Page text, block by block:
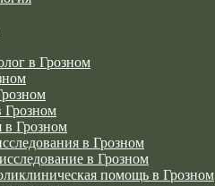
в Грозном
Грозном
в Грозном
в Грозном
в Грозном
помощь в Грозном